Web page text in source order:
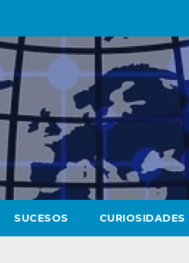
SUCESOS CURIOSIDADES